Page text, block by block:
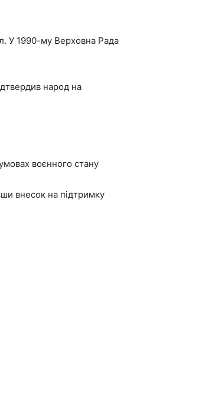
У 1990-му Верховна Рада
народ на
воєнного стану
внесок на підтримку